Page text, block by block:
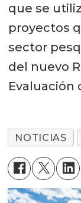
que se
proyectos
sector
del nuevo
NOTICIAS